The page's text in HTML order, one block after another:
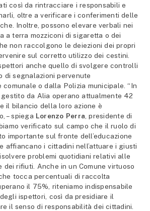
così da rintracciare i responsabili e
oltre a verificare i conferimenti delle
Inoltre, possono elevare verbali nei
a terra mozziconi di sigaretta o dei
non raccolgono le deiezioni dei propri
sul corretto utilizzo dei cestini.
anche quello di svolgere controlli
di segnalazioni pervenute
comunale o dalla Polizia municipale. “In
da Alia operano attualmente 42
il bilancio della loro azione è
– spiega Lorenzo Perra , presidente di
verificato sul campo che il ruolo di
importante sul fronte dell’educazione
affiancano i cittadini nell’attuare i giusti
problemi quotidiani relativi alle
dei rifiuti. Anche in un Comune virtuoso
tocca percentuali di raccolta
il 75%, riteniamo indispensabile
ispettori, così da presidiare il
il senso di responsabilità dei cittadini.